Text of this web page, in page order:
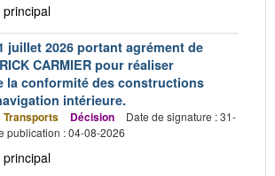
principal
juillet 2026 portant agrément de
CARMIER pour réaliser
la conformité des constructions
intérieure.
Transports Décision
Date de signature : 31-
publication : 04-08-2026
principal